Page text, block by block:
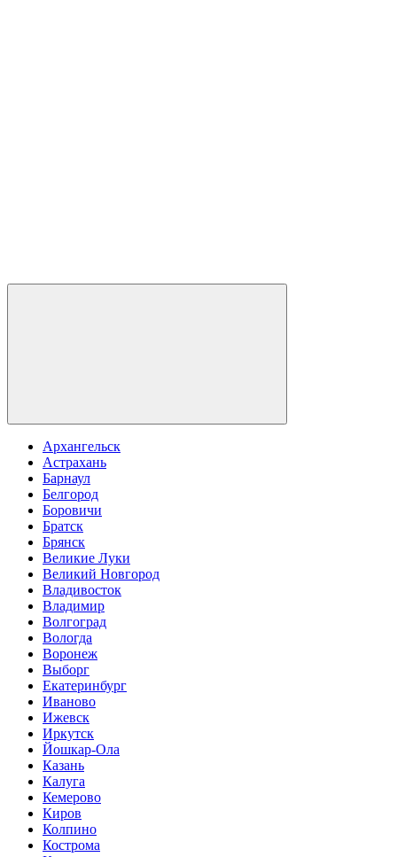
Архангельск
Астрахань
Барнаул
Белгород
Боровичи
Братск
Брянск
Великие Луки
Великий Новгород
Владивосток
Владимир
Волгоград
Вологда
Воронеж
Выборг
Екатеринбург
Иваново
Ижевск
Иркутск
Йошкар-Ола
Казань
Калуга
Кемерово
Киров
Колпино
Кострома